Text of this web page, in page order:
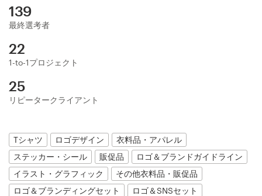
139
最終選考者
22
1-to-1プロジェクト
25
リピータークライアント
Tシャツ ロゴデザイン
衣料品・アパレル
ステッカー・シール
販促品
ロゴ＆ブランドガイドライン
イラスト・グラフィック
その他衣料品・販促品
ロゴ＆ブランディングセット
ロゴ＆SNSセット
99designs Studio
デ
ザ
を
依
頼
す
る